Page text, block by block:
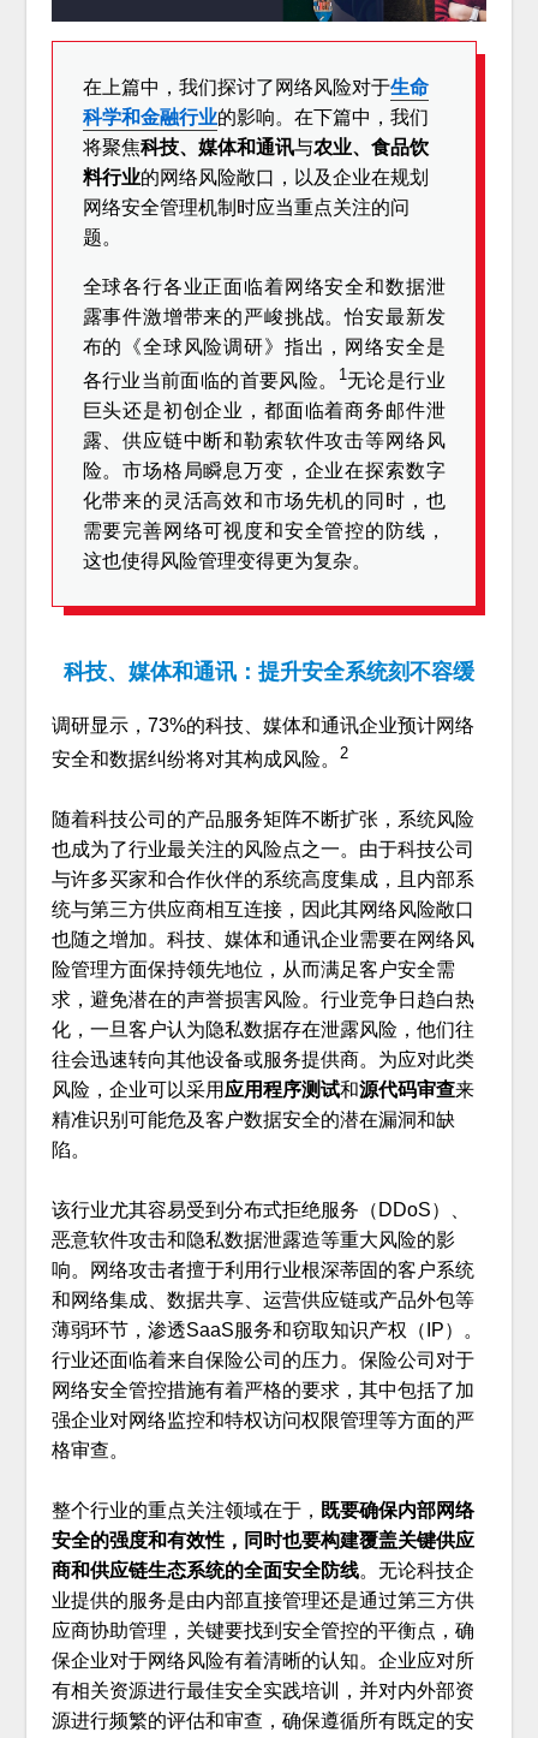
在上篇中，我们探讨了网络风险对于生命
科学和金融行业的影响。在下篇中，我们
将聚焦科技、媒体和通讯与农业、食品饮
料行业的网络风险敞口，以及企业在规划
网络安全管理机制时应当重点关注的问
题。
全球各行各业正面临着网络安全和数据泄
露事件激增带来的严峻挑战。怡安最新发
布的《全球风险调研》指出，网络安全是
各行业当前面临的首要风险。
1无论是行业
巨头还是初创企业，都面临着商务邮件泄
露、供应链中断和勒索软件攻击等网络风
险。市场格局瞬息万变，企业在探索数字
化带来的灵活高效和市场先机的同时，也
需要完善网络可视度和安全管控的防线，
这也使得风险管理变得更为复杂。
科技、媒体和通讯：提升安全系统刻不容缓
调研显示，73%的科技、媒体和通讯企业预计网络
安全和数据纠纷将对其构成风险。
2
随着科技公司的产品服务矩阵不断扩张，系统风险
也成为了行业最关注的风险点之一。由于科技公司
与许多买家和合作伙伴的系统高度集成，且内部系
统与第三方供应商相互连接，因此其网络风险敞口
也随之增加。科技、媒体和通讯企业需要在网络风
险管理方面保持领先地位，从而满足客户安全需
求，避免潜在的声誉损害风险。行业竞争日趋白热
化，一旦客户认为隐私数据存在泄露风险，他们往
往会迅速转向其他设备或服务提供商。为应对此类
风险，企业可以采用 应用程序测试和源代码审查来
精准识别可能危及客户数据安全的潜在漏洞和缺
陷。
该行业尤其容易受到分布式拒绝服务（DDoS）、
恶意软件攻击和隐私数据泄露造等重大风险的影
响。网络攻击者擅于利用行业根深蒂固的客户系统
和网络集成、数据共享、运营供应链或产品外包等
薄弱环节，渗透SaaS服务和窃取知识产权（IP）。
行业还面临着来自保险公司的压力。保险公司对于
网络安全管控措施有着严格的要求，其中包括了加
强企业对网络监控和特权访问权限管理等方面的严
格审查。
整个行业的重点关注领域在于， 既要确保内部网络
安全的强度和有效性，同时也要构建覆盖关键供应
商和供应链生态系统的全面安全防线。无论科技企
业提供的服务是由内部直接管理还是通过第三方供
应商协助管理，关键要找到安全管控的平衡点，确
保企业对于网络风险有着清晰的认知。企业应对所
有相关资源进行最佳安全实践培训，并对内外部资
源进行频繁的评估和审查，确保遵循所有既定的安